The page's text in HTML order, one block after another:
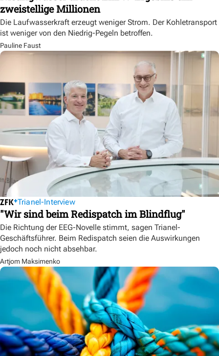
zweistellige Millionen
Die Laufwasserkraft erzeugt weniger Strom. Der Kohletransport
ist weniger von den Niedrig-Pegeln betroffen.
Pauline Faust
Trianel-Interview
"Wir sind beim Redispatch im Blindflug"
Die Richtung der EEG-Novelle stimmt, sagen Trianel-
Geschäftsführer. Beim Redispatch seien die Auswirkungen
jedoch noch nicht absehbar.
Artjom Maksimenko